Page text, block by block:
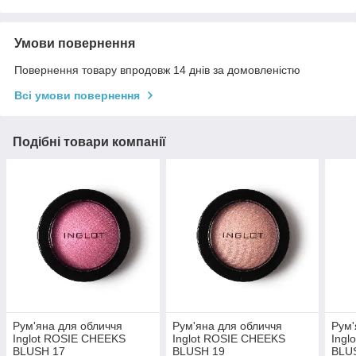
Умови повернення
Повернення товару впродовж 14 днів за домовленістю
Всі умови повернення
Подібні товари компанії
Рум'яна для обличчя
Inglot ROSIE CHEEKS
BLUSH 17
Рум'яна для обличчя
Inglot ROSIE CHEEKS
BLUSH 19